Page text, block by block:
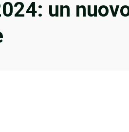
un